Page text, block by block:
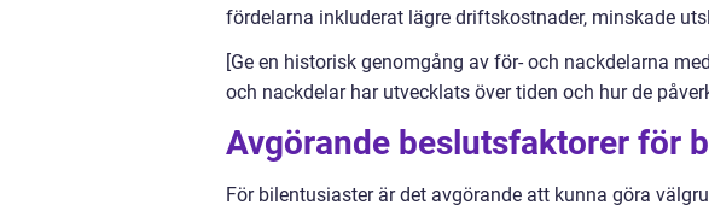
fördelarna inkluderat lägre driftskostnader, minskade
[Ge en historisk genomgång av för- och nackdelarna
och nackdelar har utvecklats över tiden och hur de
Avgörande beslutsfaktorer för
För bilentusiaster är det avgörande att kunna göra